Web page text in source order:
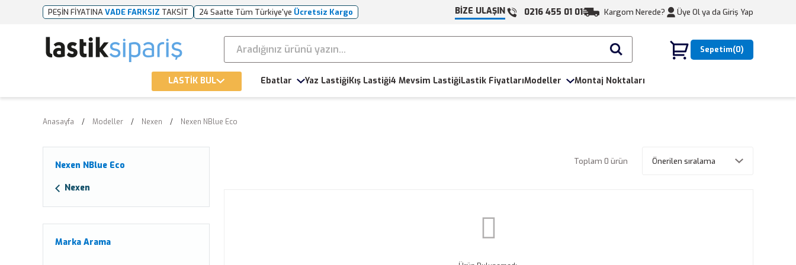
PEŞİN FİYATINAVADE FARKSIZ TAKSİT 24 Saatte Tüm Türkiye'ye Ücretsiz Kargo BİZE ULAŞIN 0216 455 01 01 Kargom Nerede? Üye Ol ya da Giriş Yap
Sepetim 0
LASTİK BUL Ebatlar Yaz LastiğiKış Lastiği4 Mevsim LastiğiLastik FiyatlarıModeller Montaj Noktaları
Anasayfa Modeller Nexen Nexen NBlue Eco
Nexen NBlue Eco
Nexen
Marka Arama
Toplam 0 ürün